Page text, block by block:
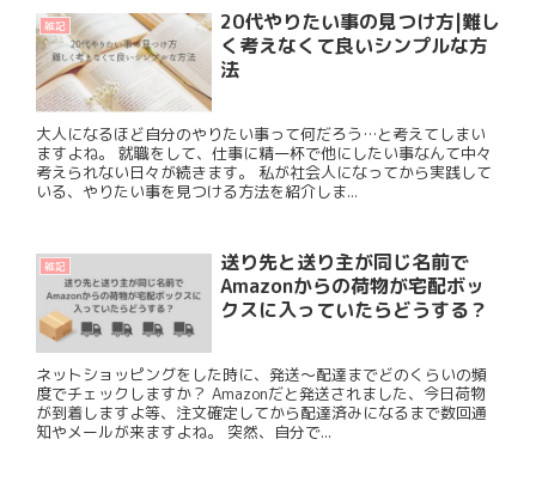
雑記
20代やりたい事の見つけ方|難し
く考えなくて良いシンプルな方
法
大人になるほど自分のやりたい事って何だろう…と考えてしまい
ますよね。 就職をして、仕事に精一杯で他にしたい事なんて中々
考えられない日々が続きます。 私が社会人になってから実践して
いる、やりたい事を見つける方法を紹介しま...
雑記
送り先と送り主が同じ名前で
Amazonからの荷物が宅配ボッ
クスに入っていたらどうする？
ネットショッピングをした時に、発送〜配達までどのくらいの頻
度でチェックしますか？ Amazonだと発送されました、今日荷物
が到着しますよ等、注文確定してから配達済みになるまで数回通
知やメールが来ますよね。 突然、自分で...